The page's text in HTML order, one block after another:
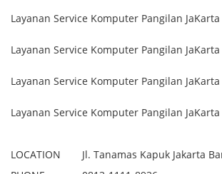
Layanan Service Komputer Pangilan
Layanan Service Komputer Pangilan
Layanan Service Komputer Pangilan
Layanan Service Komputer Pangilan
LOCATION
Jl. Tanamas Kapuk Jakarta